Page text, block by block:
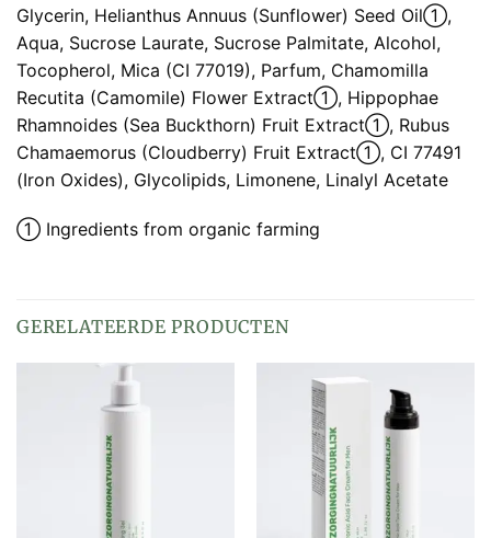
Glycerin, Helianthus Annuus (Sunflower) Seed Oil➀,
Aqua, Sucrose Laurate, Sucrose Palmitate, Alcohol,
Tocopherol, Mica (CI 77019), Parfum, Chamomilla
Recutita (Camomile) Flower Extract➀, Hippophae
Rhamnoides (Sea Buckthorn) Fruit Extract➀, Rubus
Chamaemorus (Cloudberry) Fruit Extract➀, CI 77491
(Iron Oxides), Glycolipids, Limonene, Linalyl Acetate
➀ Ingredients from organic farming
GERELATEERDE PRODUCTEN